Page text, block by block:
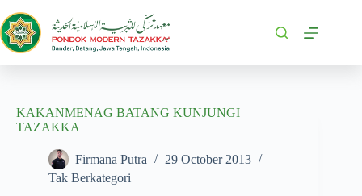
KAKANMENAG BATANG KUNJUNGI
TAZAKKA
Firmana Putra
29 October 2013
Tak Berkategori